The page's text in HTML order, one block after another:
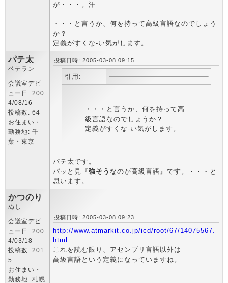
が・・・。汗
・・・と言うか、何を持って高級言語なのでしょう
か？
定義がすくな-い気がします。
パテ太
ベテラン
会議室デビ
ュー日: 200
4/08/16
投稿数: 64
お住まい・
勤務地: 千
葉・東京
投稿日時: 2005-03-08 09:15
引用:
・・・と言うか、何を持って高
級言語なのでしょうか？
定義がすくな-い気がします。
パテ太です。
パッと見『強そう なのが高級言語』です。・・・と
思います。
かつのり
ぬし
会議室デビ
ュー日: 200
4/03/18
投稿数: 201
5
お住まい・
勤務地: 札幌
投稿日時: 2005-03-08 09:23
http://www.atmarkit.co.jp/icd/root/67/14075567.
html
これを読む限り、アセンブリ言語以外は
高級言語という定義になっていますね。